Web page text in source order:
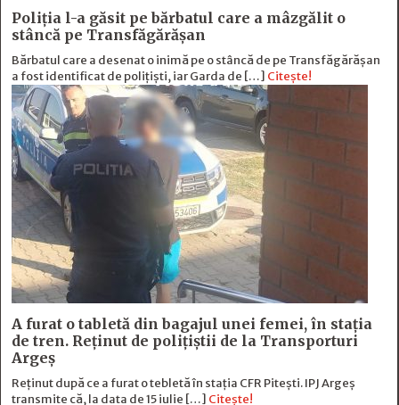
Poliția l-a găsit pe bărbatul care a mâzgălit o
stâncă pe Transfăgărășan
Bărbatul care a desenat o inimă pe o stâncă de pe Transfăgărășan
a fost identificat de polițiști, iar Garda de […] Citește!
A furat o tabletă din bagajul unei femei, în stația
de tren. Reținut de polițiștii de la Transporturi
Argeș
Reținut după ce a furat o tebletă în stația CFR Pitești. IPJ Argeș
transmite că, la data de 15 iulie […] Citește!